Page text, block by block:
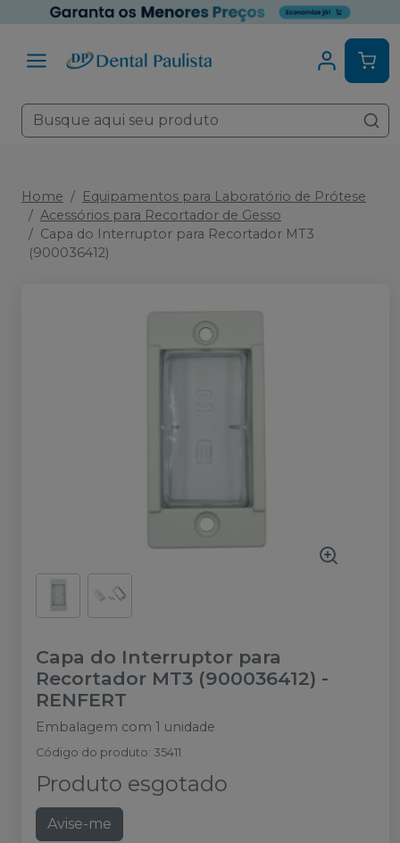
Home
Equipamentos para Laboratório de Prótese
Acessórios para Recortador de Gesso
Capa do Interruptor para Recortador MT3
(900036412)
Capa do Interruptor para
Recortador MT3 (900036412) -
RENFERT
Embalagem com 1 unidade
Código do produto: 35411
Produto esgotado
Avise-me